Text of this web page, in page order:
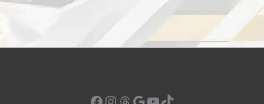
Facebook
Instagram
Threads
Google
YouTube
TikTok